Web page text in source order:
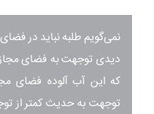
نمی‌گویم طلبه نباید در
دیدی توجهت به فضای
که این آب آلوده فضای
توجهت به حدیث کمتر از